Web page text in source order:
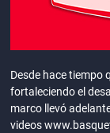
Desde hace tiempo
fortaleciendo el
marco llevó
videos